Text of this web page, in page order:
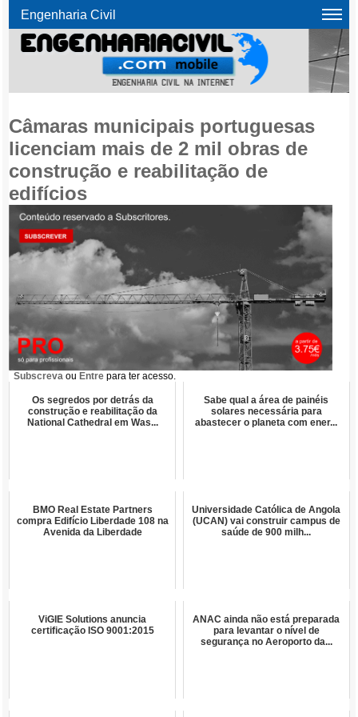
Engenharia Civil
Câmaras municipais portuguesas
licenciam mais de 2 mil obras de
construção e reabilitação de
edifícios
Subscreva ou Entre para ter acesso.
Os segredos por detrás da
construção e reabilitação da
National Cathedral em Was...
Sabe qual a área de painéis
solares necessária para
abastecer o planeta com ener...
BMO Real Estate Partners
compra Edifício Liberdade 108 na
Avenida da Liberdade
Universidade Católica de Angola
(UCAN) vai construir campus de
saúde de 900 milh...
ViGIE Solutions anuncia
certificação ISO 9001:2015
ANAC ainda não está preparada
para levantar o nível de
segurança no Aeroporto da...